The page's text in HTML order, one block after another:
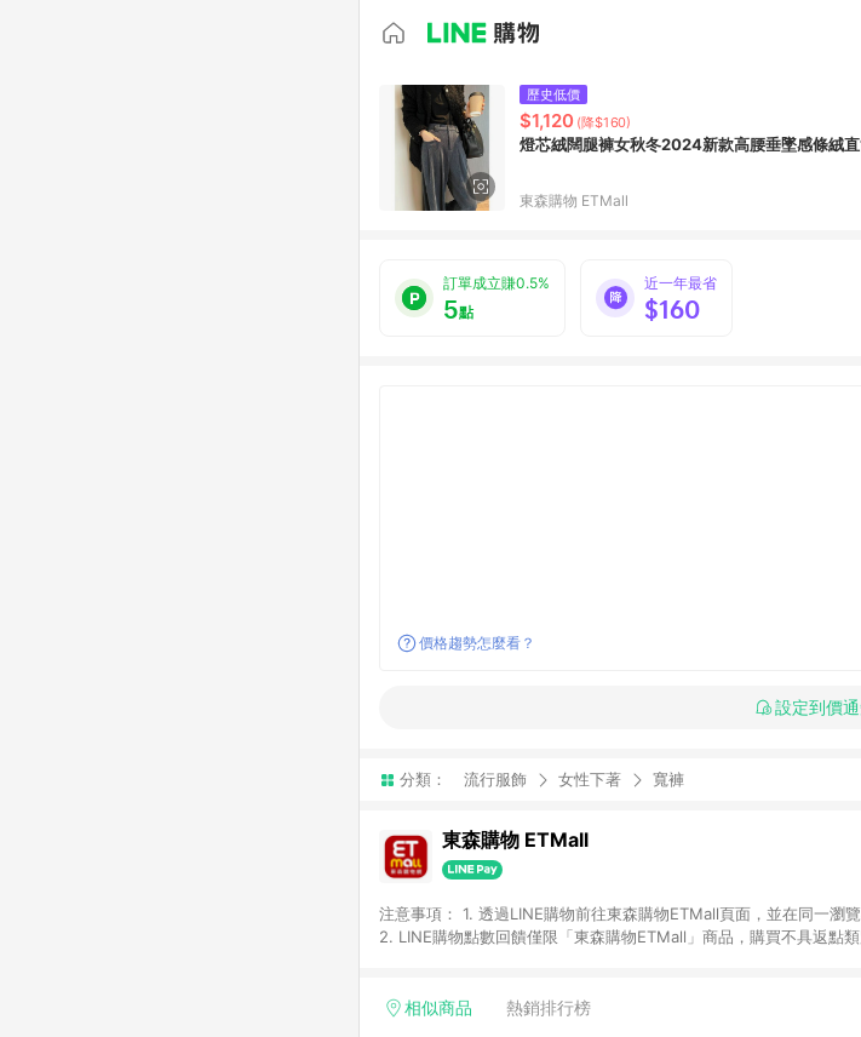
歷史低價
$1,120 (降$160)
燈芯絨闊腿褲女秋冬2024新款高腰垂墜感條絨
東森購物 ETMall
訂單成立賺0.5%
5點
近一年最省
$160
價格趨勢怎麼看？
設定到價
分類： 流行服飾 女性下著 寬褲
東森購物 ETMall
注意事項： 1. 透過LINE購物前往東森購物ETMall頁面，並在同一瀏
2. LINE購物點數回饋僅限「東森購物ETMall」商品，購買不具返點
「草莓網」全館商品。 4. 如取消訂單、退貨、退款或購物中登出東
相似商品 熱銷排行榜